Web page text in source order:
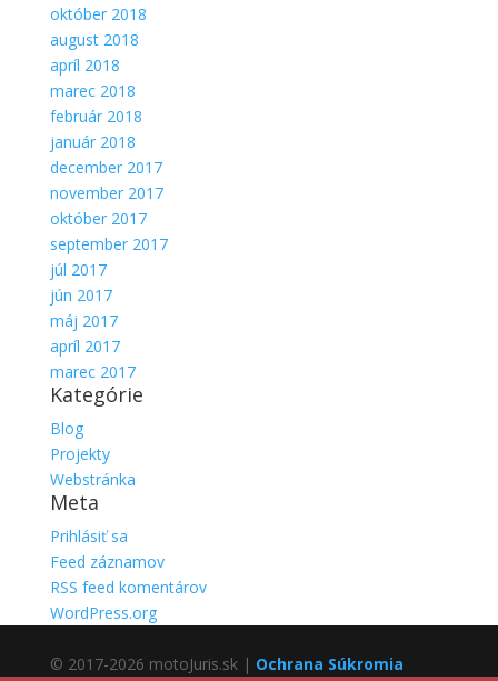
október 2018
august 2018
apríl 2018
marec 2018
február 2018
január 2018
december 2017
november 2017
október 2017
september 2017
júl 2017
jún 2017
máj 2017
apríl 2017
marec 2017
Kategórie
Blog
Projekty
Webstránka
Meta
Prihlásiť sa
Feed záznamov
RSS feed komentárov
WordPress.org
© 2017-2026 motoJuris.sk | Ochrana Súkromia